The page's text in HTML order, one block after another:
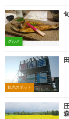
グルメ
観光スポット